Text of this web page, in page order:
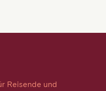
Reisende und